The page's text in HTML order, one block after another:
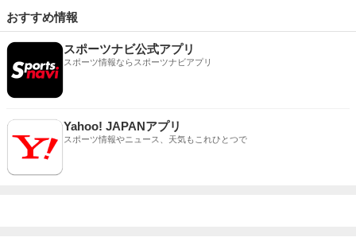
おすすめ情報
スポーツナビ公式アプリ
スポーツ情報ならスポーツナビアプリ
Yahoo! JAPANアプリ
スポーツ情報やニュース、天気もこれひとつで